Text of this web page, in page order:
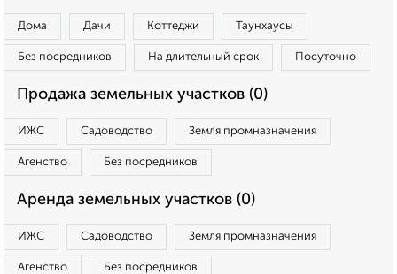
Дома Дачи Коттеджи Таунхаусы
Без посредников На длительный срок Посуточно
Продажа земельных участков (0)
ИЖС Садоводство Земля промназначения
Агенство Без посредников
Аренда земельных участков (0)
ИЖС Садоводство Земля промназначения
Агенство Без посредников